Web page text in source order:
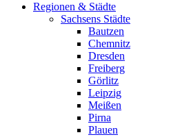
Regionen & Städte
Sachsens Städte
Bautzen
Chemnitz
Dresden
Freiberg
Görlitz
Leipzig
Meißen
Pirna
Plauen